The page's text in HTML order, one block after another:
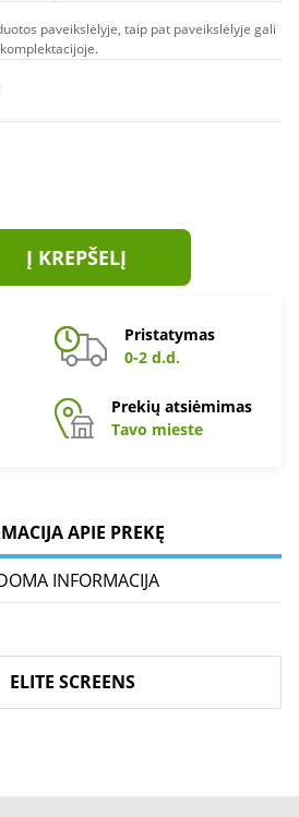
paveikslėlyje, taip pat paveikslėlyje gali
Į KREPŠELĮ
Pristatymas
0-2 d.d.
Prekių atsiėmimas
Tavo mieste
APIE PREKĘ
INFORMACIJA
ELITE SCREENS